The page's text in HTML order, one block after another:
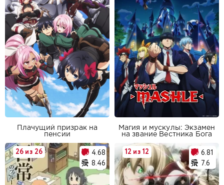
Плачущий призрак на
пенсии
Магия и мускулы: Экзамен
на звание Вестника Бога
26 из 26
4.68
8.46
12 из 12
6.81
7.6